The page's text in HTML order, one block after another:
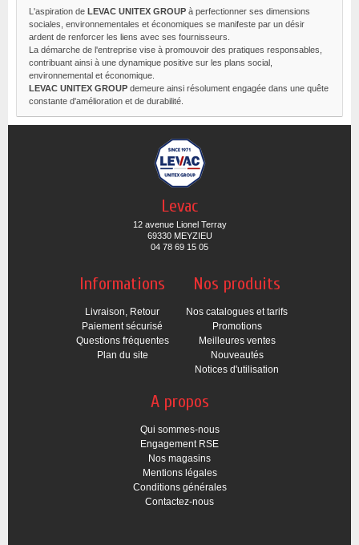
L'aspiration de LEVAC UNITEX GROUP à perfectionner ses dimensions
sociales, environnementales et économiques se manifeste par un désir
ardent de renforcer les liens avec ses fournisseurs.
La démarche de l'entreprise vise à promouvoir des pratiques responsables,
contribuant ainsi à une dynamique positive sur les plans social,
environnemental et économique.
LEVAC UNITEX GROUP demeure ainsi résolument engagée dans une quête
constante d'amélioration et de durabilité.
Levac
12 avenue Lionel Terray
69330 MEYZIEU
04 78 69 15 05
Informations
Livraison, Retour
Paiement sécurisé
Questions fréquentes
Plan du site
Nos produits
Nos catalogues et tarifs
Promotions
Meilleures ventes
Nouveautés
Notices d'utilisation
A propos
Qui sommes-nous
Engagement RSE
Nos magasins
Mentions légales
Conditions générales
Contactez-nous